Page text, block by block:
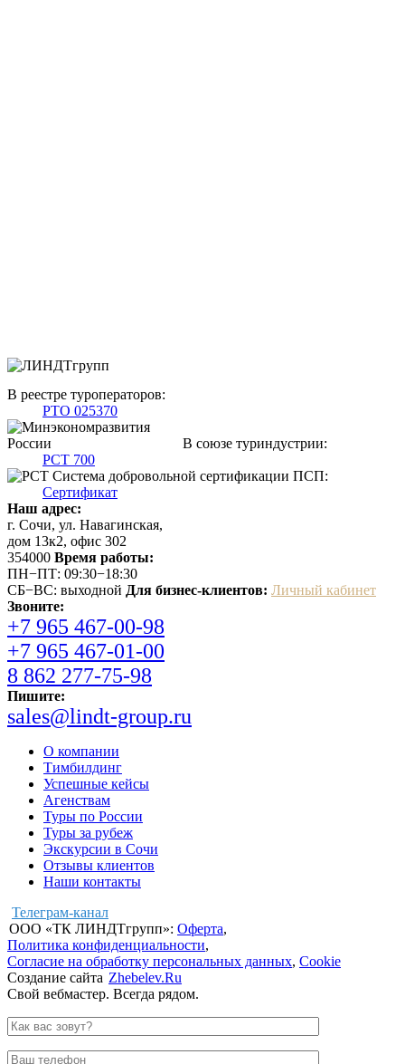
В реестре туроператоров:
РТО 025370
В союзе туриндустрии:
РСТ 700
Система добровольной сертификации ПСП:
Сертификат
Наш адрес:
г. Сочи, ул. Навагинская,
дом 13к2, офис 302
354000 Время работы:
ПН−ПТ: 09:30−18:30
СБ−ВС: выходной Для бизнес-клиентов: Личный кабинет
Звоните:
+7 965 467-00-98
+7 965 467-01-00
8 862 277-75-98
Пишите:
sales@lindt-group.ru
О компании
Тимбилдинг
Успешные кейсы
Агенствам
Туры по России
Туры за рубеж
Экскурсии в Сочи
Отзывы клиентов
Наши контакты
Телеграм-канал
ООО «ТК ЛИНДТгрупп»: Оферта,
Политика конфиденциальности,
Согласие на обработку персональных данных, Cookie
Создание сайта Zhebelev.Ru
Свой вебмастер. Всегда рядом.